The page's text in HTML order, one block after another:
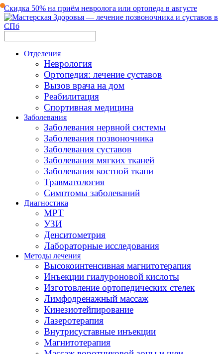
Скидка 50% на приём невролога или ортопеда в августе
Отделения
Неврология
Ортопедия: лечение суставов
Вызов врача на дом
Реабилитация
Спортивная медицина
Заболевания
Заболевания нервной системы
Заболевания позвоночника
Заболевания суставов
Заболевания мягких тканей
Заболевания костной ткани
Травматология
Симптомы заболеваний
Диагностика
МРТ
УЗИ
Денситометрия
Лабораторные исследования
Методы лечения
Высокоинтенсивная магнитотерапия
Инъекции гиалуроновой кислоты
Изготовление ортопедических стелек
Лимфодренажный массаж
Кинезиотейпирование
Лазеротерапия
Внутрисуставные инъекции
Магнитотерапия